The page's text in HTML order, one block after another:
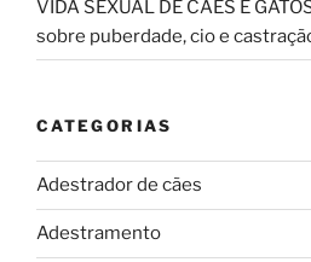
VIDA SEXUAL DE CÃES E
sobre puberdade, cio e
CATEGORIAS
Adestrador de cães
Adestramento